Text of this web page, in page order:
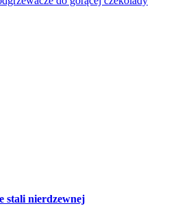
stali nierdzewnej